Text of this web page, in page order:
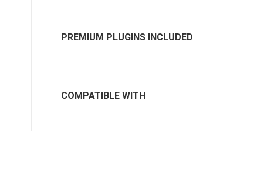
PREMIUM PLUGINS INCLUDED
COMPATIBLE WITH